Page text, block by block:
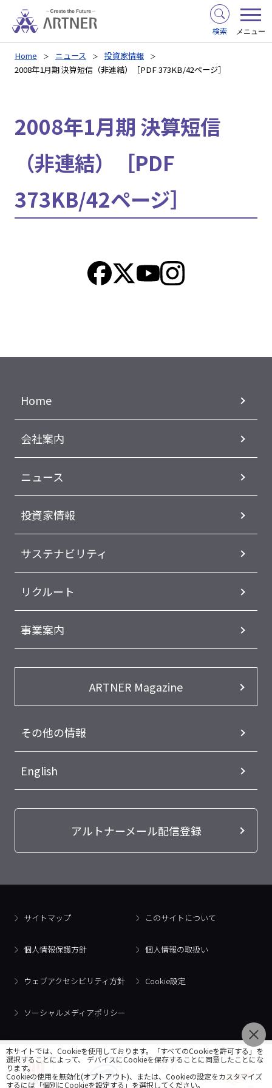
検索 メニュー
Home ニュース
投資家情報
2008年1月期 決算短信（非連結）［PDF 373KB/42ページ］
2008年1月期 決算短信
（非連結）［PDF
373KB/42ページ］
Home
会社案内
ニュース
投資家情報
サステナビリティ
リクルート
事業案内
ARTNER Magazine
その他の情報
English
アルトナーメール配信登録
サイトマップ このサイトについて
個人情報保護方針 個人情報の取扱い
ウェブアクセシビリティ方針 Cookie設定
ソーシャルメディアポリシー
本サイトでは、Cookieを使用しております。「すべてのCookieを許可する」を
選択することによって、 デバイスにCookieを保存することに同意したことにな
ります。
Cookieの使用を無効化(オプトアウト)、または、Cookieの設定をカスタマイズ
するには「個別にCookieを設定する」を選択してください。